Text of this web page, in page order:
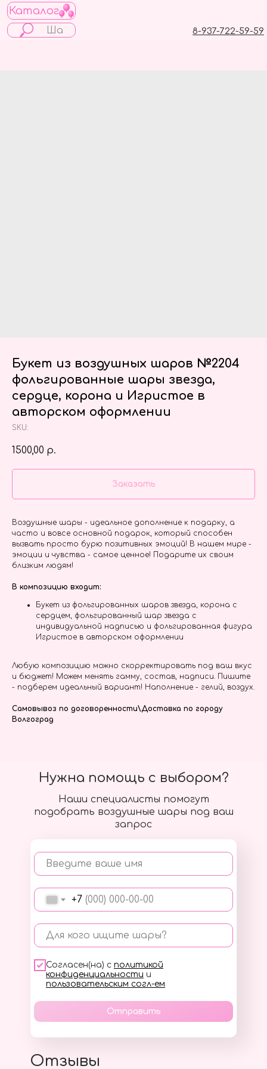
Каталог
8-937-722-59-59
Букет из воздушных шаров №2204
фольгированные шары звезда,
сердце, корона и Игристое в
авторском оформлении
SKU:
1500,00 р.
Заказать
Воздушные шары - идеальное дополнение к подарку, а
часто и вовсе основной подарок, который способен
вызвать просто бурю позитивных эмоций! В нашем мире -
эмоции и чувства - самое ценное! Подарите их своим
близким людям!
В композицию входит:
Букет из фольгированных шаров звезда, корона с
сердцем, фольгированный шар звезда с
индивидуальной надписью и фольгированная фигура
Игристое в авторском оформлении
Любую композицию можно скорректировать под ваш вкус
и бюджет! Можем менять гамму, состав, надписи. Пишите
- подберем идеальный вариант! Наполнение - гелий, воздух.
Самовывоз по договоренности\Доставка по городу
Волгоград
Наши специалисты помогут
подобрать воздушные шары под ваш
запрос
Введите ваше имя
+7
Для кого ищите шары?
Согласен(на) с политикой
конфиденциальности и
пользовательским согл-ем
Отправить
Нужна помощь с выбором?
Отзывы